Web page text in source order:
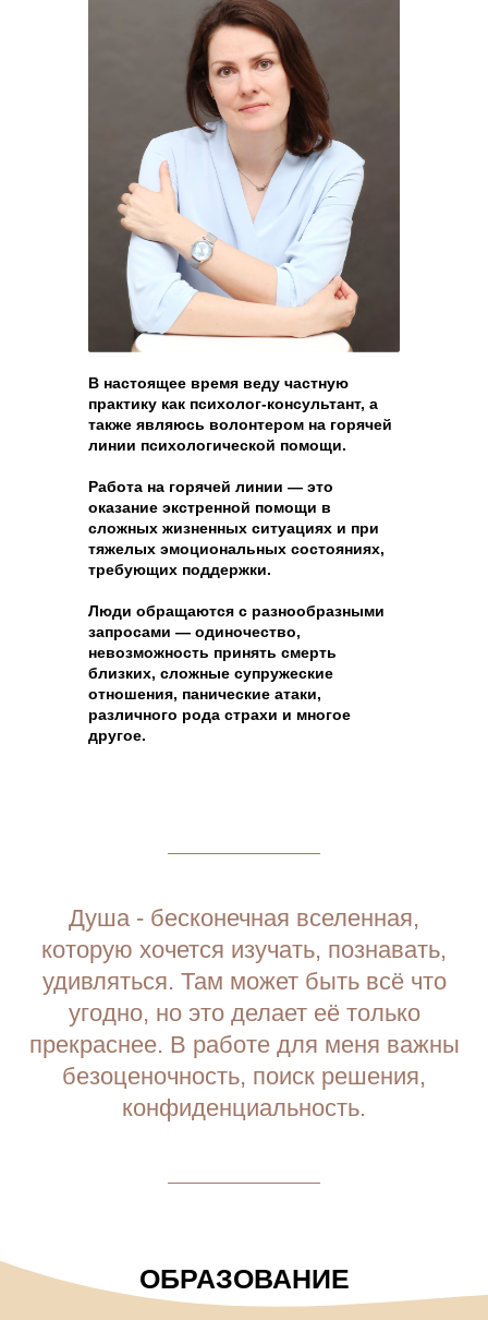
В настоящее время веду частную
практику как психолог-консультант, а
также являюсь волонтером на горячей
линии психологической помощи.
Работа на горячей линии — это
оказание экстренной помощи в
сложных жизненных ситуациях и при
тяжелых эмоциональных состояниях,
требующих поддержки.
Люди обращаются с разнообразными
запросами — одиночество,
невозможность принять смерть
близких, сложные супружеские
отношения, панические атаки,
различного рода страхи и многое
другое.
Душа - бесконечная вселенная,
которую хочется изучать, познавать,
удивляться. Там может быть всё что
угодно, но это делает её только
прекраснее. В работе для меня важны
безоценочность, поиск решения,
конфиденциальность.
ОБРАЗОВАНИЕ